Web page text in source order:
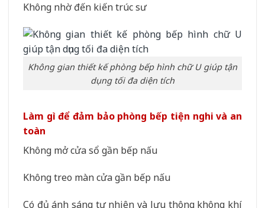
Không nhờ đến kiến trúc sư
Không gian thiết kế phòng bếp hình chữ U giúp tận
dụng tối đa diện tích
Làm gì để đảm bảo phòng bếp tiện nghi và an
toàn
Không mở cửa sổ gần bếp nấu
Không treo màn cửa gần bếp nấu
Có đủ ánh sáng tự nhiên và lưu thông không khí